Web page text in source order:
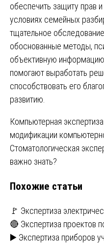
обеспечить защиту прав
условиях семейных
тщательное
обоснованные методы,
объективную
помогают выработать
способствовать его
развитию.
Навигация
по
записям
Компьютерная
модификации
Стоматологическая
важно знать?
Похожие статьи
🚩 Экспертиза
🔴 Экспертиза проектов
▶️ Экспертиза приборов